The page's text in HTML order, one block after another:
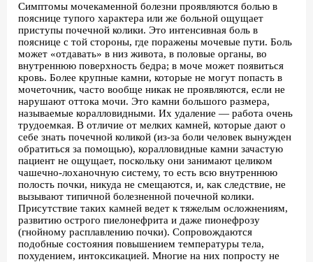
Симптомы мочекаменной болезни проявляются болью в
пояснице тупого характера или же больной ощущает
приступы почечной колики. Это интенсивная боль в
пояснице с той стороны, где поражены мочевые пути. Боль
может «отдавать» в низ живота, в половые органы, во
внутреннюю поверхность бедра; в моче может появиться
кровь. Более крупные камни, которые не могут попасть в
мочеточник, часто вообще никак не проявляются, если не
нарушают оттока мочи. Это камни большого размера,
называемые коралловидными. Их удаление — работа очень
трудоемкая. В отличие от мелких камней, которые дают о
себе знать почечной коликой (из-за боли человек вынужден
обратиться за помощью), коралловидные камни зачастую
пациент не ощущает, поскольку они занимают целиком
чашечно-лоханочную систему, то есть всю внутреннюю
полость почки, никуда не смещаются, и, как следствие, не
вызывают типичной болезненной почечной колики.
Присутствие таких камней ведет к тяжелым осложнениям,
развитию острого пиелонефрита и даже пионефрозу
(гнойному расплавлению почки). Сопровождаются
подобные состояния повышением температуры тела,
похудением, интоксикацией. Многие на них попросту не